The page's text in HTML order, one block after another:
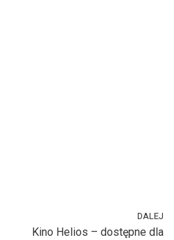
DALEJ
Kino Helios – dostępne dla